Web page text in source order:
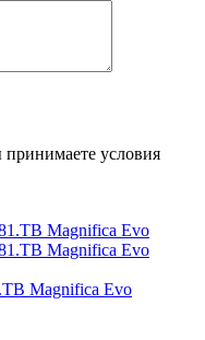
условия
Magnifica Evo